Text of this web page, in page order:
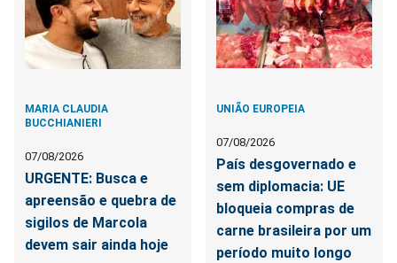
MARIA CLAUDIA
BUCCHIANIERI
07/08/2026
URGENTE: Busca e
apreensão e quebra de
sigilos de Marcola
devem sair ainda hoje
UNIÃO EUROPEIA
07/08/2026
País desgovernado e
sem diplomacia: UE
bloqueia compras de
carne brasileira por um
período muito longo